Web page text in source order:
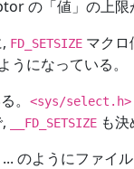
の「値」の上限
FD_SETSIZE マク
になっている。
。
<sys/select.h>
__FD_SETSIZE も決
のようにファイ